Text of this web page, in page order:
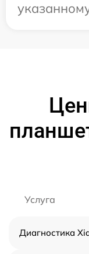
Услуга
Диагностика